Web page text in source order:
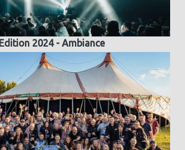
Edition 2024 - Ambiance